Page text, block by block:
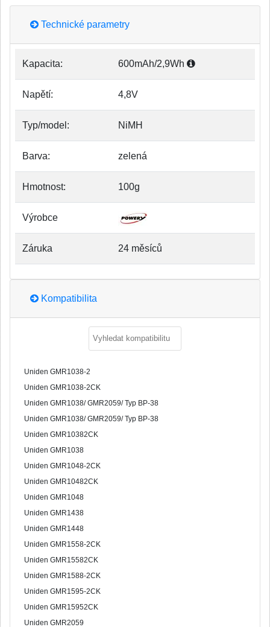
Technické parametry
Kapacita: 600mAh/2,9Wh
Napětí: 4,8V
Typ/model: NiMH
Barva: zelená
Hmotnost: 100g
Výrobce
Záruka 24 měsíců
Kompatibilita
Uniden GMR1038-2
Uniden GMR1038-2CK
Uniden GMR1038/ GMR2059/ Typ BP-38
Uniden GMR1038/ GMR2059/ Typ BP-38
Uniden GMR10382CK
Uniden GMR1038
Uniden GMR1048-2CK
Uniden GMR10482CK
Uniden GMR1048
Uniden GMR1438
Uniden GMR1448
Uniden GMR1558-2CK
Uniden GMR15582CK
Uniden GMR1588-2CK
Uniden GMR1595-2CK
Uniden GMR15952CK
Uniden GMR2059